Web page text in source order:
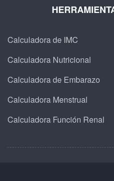
Calculadora de IMC
Calculadora Nutricional
Calculadora de Embarazo
Calculadora Menstrual
Calculadora Función Renal